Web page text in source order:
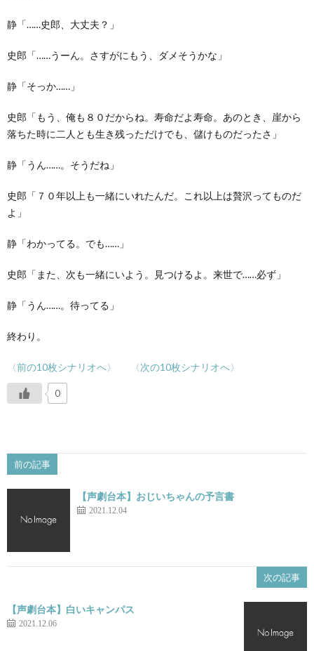
静「……史郎、大丈夫？」
史郎「……うーん。さすがにもう、ダメそうかな」
静「そっか……」
史郎「もう、俺も８０だからね。寿命だよ寿命。あのとき、崖から
落ちた時に二人とも生き残っただけでも、儲けものだったさ」
静「うん……。そうだね」
史郎「７０年以上も一緒にいれたんだ。これ以上は贅沢ってものだ
よ」
静「わかってる。でも……」
史郎「また、次も一緒にいよう。見つけるよ。来世で……必ず」
静「うん……。待ってる」
終わり。
〈前の10枚シナリオへ〉 〈次の10枚シナリオへ〉
0
前の記事
【声劇台本】おじいちゃんの予言書
2021.12.04
次の記事
【声劇台本】白いキャンパス
2021.12.06